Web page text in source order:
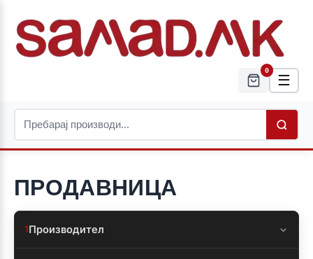
0
☰
ПРОДАВНИЦА
1Производител